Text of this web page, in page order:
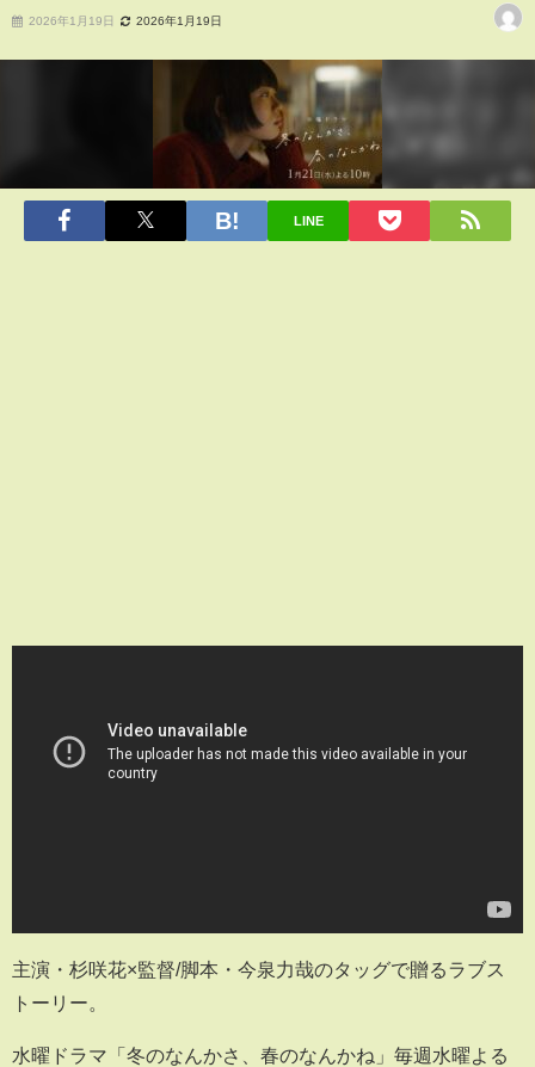
2026年1月19日 2026年1月19日
LINE
主演・杉咲花×監督/脚本・今泉力哉のタッグで贈るラブス
トーリー。
水曜ドラマ「冬のなんかさ、春のなんかね」毎週水曜よる